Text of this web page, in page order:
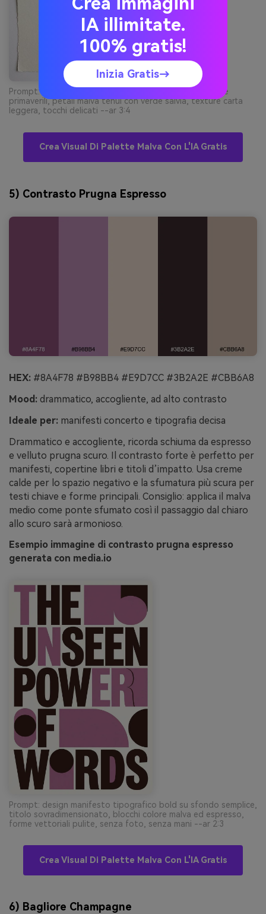
Prompt: illustrazione botanica acquerello di fiori e foglie
primaverili, petali malva tenui con verde salvia, texture carta
leggera, tocchi delicati --ar 3:4
Crea Visual Di Palette Malva Con L'IA Gratis
5) Contrasto Prugna Espresso
HEX: #8A4F78 #B98BB4 #E9D7CC #3B2A2E #CBB6A8
Mood: drammatico, accogliente, ad alto contrasto
Ideale per: manifesti concerto e tipografia decisa
Drammatico e accogliente, ricorda schiuma da espresso
e velluto prugna scuro. Il contrasto forte è perfetto per
manifesti, copertine libri e titoli d’impatto. Usa creme
calde per lo spazio negativo e la sfumatura più scura per
testi chiave e forme principali. Consiglio: applica il malva
medio come ponte sfumato così il passaggio dal chiaro
allo scuro sarà armonioso.
Esempio immagine di contrasto prugna espresso
generata con media.io
Prompt: design manifesto tipografico bold su sfondo semplice,
titolo sovradimensionato, blocchi colore malva ed espresso,
forme vettoriali pulite, senza foto, senza mani --ar 2:3
Crea Visual Di Palette Malva Con L'IA Gratis
6) Bagliore Champagne
IA illimitate.
100% gratis!
Inizia Gratis→